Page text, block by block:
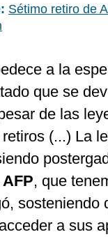
Sétimo retiro de
a la
que se
de las
(...) La
AFP, que
a sus